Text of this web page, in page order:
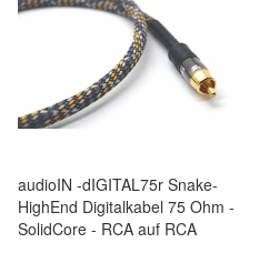
audioIN -dIGITAL75r Snake-
HighEnd Digitalkabel 75 Ohm -
SolidCore - RCA auf RCA